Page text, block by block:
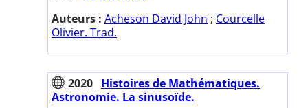
Auteurs : Acheson David John ; Courcelle
Olivier. Trad.
2020 Histoires de Mathématiques.
Astronomie. La sinusoïde.